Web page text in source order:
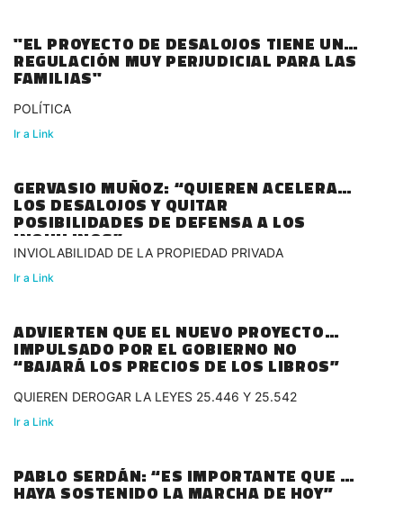
"EL PROYECTO DE DESALOJOS TIENE UNA
REGULACIÓN MUY PERJUDICIAL PARA LAS
FAMILIAS"
POLÍTICA
Ir a Link
GERVASIO MUÑOZ: “QUIEREN ACELERAR
LOS DESALOJOS Y QUITAR
POSIBILIDADES DE DEFENSA A LOS
INQUILINOS”
INVIOLABILIDAD DE LA PROPIEDAD PRIVADA
Ir a Link
ADVIERTEN QUE EL NUEVO PROYECTO
IMPULSADO POR EL GOBIERNO NO
“BAJARÁ LOS PRECIOS DE LOS LIBROS”
QUIEREN DEROGAR LA LEYES 25.446 Y 25.542
Ir a Link
PABLO SERDÁN: “ES IMPORTANTE QUE SE
HAYA SOSTENIDO LA MARCHA DE HOY”